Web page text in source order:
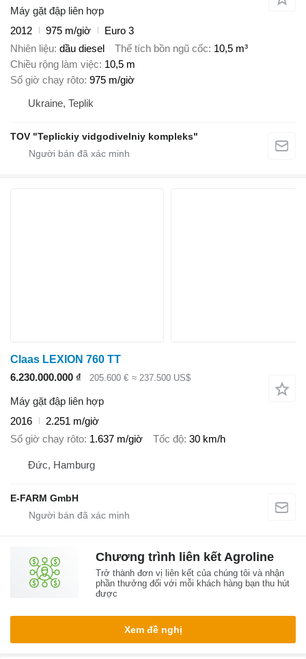
Máy gặt đập liên hợp
2012
975 m/giờ
Euro 3
Nhiên liệu dầu diesel Thể tích bồn ngũ cốc 10,5 m³
Chiều rộng làm việc 10,5 m
Số giờ chạy rôto 975 m/giờ
Ukraine, Teplik
TOV "Teplickiy vidgodivelniy kompleks"
Claas LEXION 760 TT
6.230.000.000 ₫
205.600 € ≈ 237.500 US$
Máy gặt đập liên hợp
2016
2.251 m/giờ
Số giờ chạy rôto 1.637 m/giờ Tốc độ 30 km/h
Đức, Hamburg
E-FARM GmbH
Chương trình liên kết Agroline
Trở thành đơn vị liên kết của chúng tôi và nhận
phần thưởng đối với mỗi khách hàng bạn thu hút
được
Xem đề nghị